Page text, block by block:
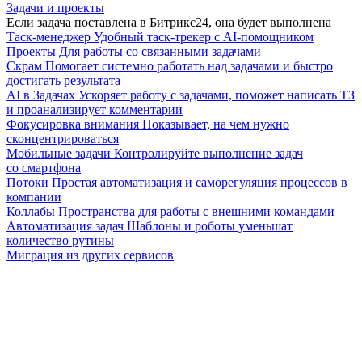
Задачи и проекты
Если задача поставлена в Битрикс24, она будет выполнена
Таск-менеджер Удобный таск-трекер с AI-помощником
Проекты Для работы со связанными задачами
Скрам Помогает системно работать над задачами и быстро
достигать результата
AI в Задачах Ускоряет работу с задачами, поможет написать ТЗ
и проанализирует комментарии
Фокусировка внимания Показывает, на чем нужно
сконцентрироваться
Мобильные задачи Контролируйте выполнение задач
со смартфона
Потоки Простая автоматизация и саморегуляция процессов в
компании
Коллабы Пространства для работы с внешними командами
Автоматизация задач Шаблоны и роботы уменьшат
количество рутины
Миграция из других сервисов